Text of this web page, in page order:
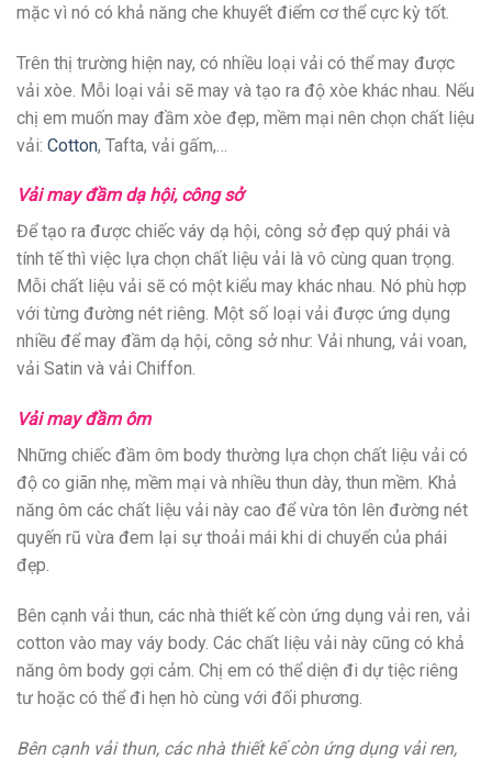
mặc vì nó có khả năng che khuyết điểm cơ thể cực kỳ tốt.
Trên thị trường hiện nay, có nhiều loại vải có thể may được
vải xòe. Mỗi loại vải sẽ may và tạo ra độ xòe khác nhau. Nếu
chị em muốn may đầm xòe đẹp, mềm mại nên chọn chất liệu
vải: Cotton, Tafta, vải gấm,…
Vải may đầm dạ hội, công sở
Để tạo ra được chiếc váy dạ hội, công sở đẹp quý phái và
tính tế thì việc lựa chọn chất liệu vải là vô cùng quan trọng.
Mỗi chất liệu vải sẽ có một kiểu may khác nhau. Nó phù hợp
với từng đường nét riêng. Một số loại vải được ứng dụng
nhiều để may đầm dạ hội, công sở như: Vải nhung, vải voan,
vải Satin và vải Chiffon.
Vải may đầm ôm
Những chiếc đầm ôm body thường lựa chọn chất liệu vải có
độ co giãn nhẹ, mềm mại và nhiều thun dày, thun mềm. Khả
năng ôm các chất liệu vải này cao để vừa tôn lên đường nét
quyến rũ vừa đem lại sự thoải mái khi di chuyển của phái
đẹp.
Bên cạnh vải thun, các nhà thiết kế còn ứng dụng vải ren, vải
cotton vào may váy body. Các chất liệu vải này cũng có khả
năng ôm body gợi cảm. Chị em có thể diện đi dự tiệc riêng
tư hoặc có thể đi hẹn hò cùng với đối phương.
Bên cạnh vải thun, các nhà thiết kế còn ứng dụng vải ren,